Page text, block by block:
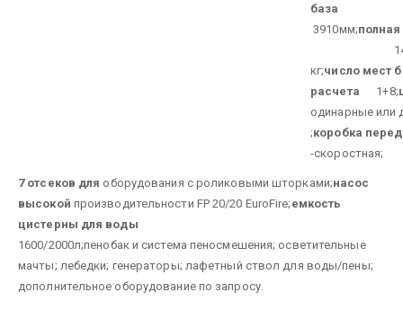
база
3910мм;
кг;число мест
расчета 1+8;
одинарные или
;коробка
-скоростная;
7 отсеков для оборудования с роликовыми шторками;насос
высокой производительности FP 20/20 EuroFire; емкость
цистерны для воды
1600/2000л;пенобак и система пеносмешения; осветительные
мачты; лебедки; генераторы; лафетный ствол для воды/пены;
дополнительное оборудование по запросу.